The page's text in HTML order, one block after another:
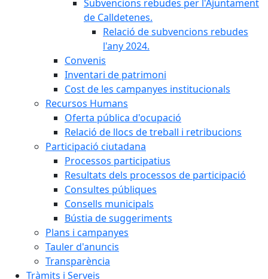
Subvencions rebudes per l'Ajuntament
de Calldetenes.
Relació de subvencions rebudes
l'any 2024.
Convenis
Inventari de patrimoni
Cost de les campanyes institucionals
Recursos Humans
Oferta pública d'ocupació
Relació de llocs de treball i retribucions
Participació ciutadana
Processos participatius
Resultats dels processos de participació
Consultes públiques
Consells municipals
Bústia de suggeriments
Plans i campanyes
Tauler d'anuncis
Transparència
Tràmits i Serveis